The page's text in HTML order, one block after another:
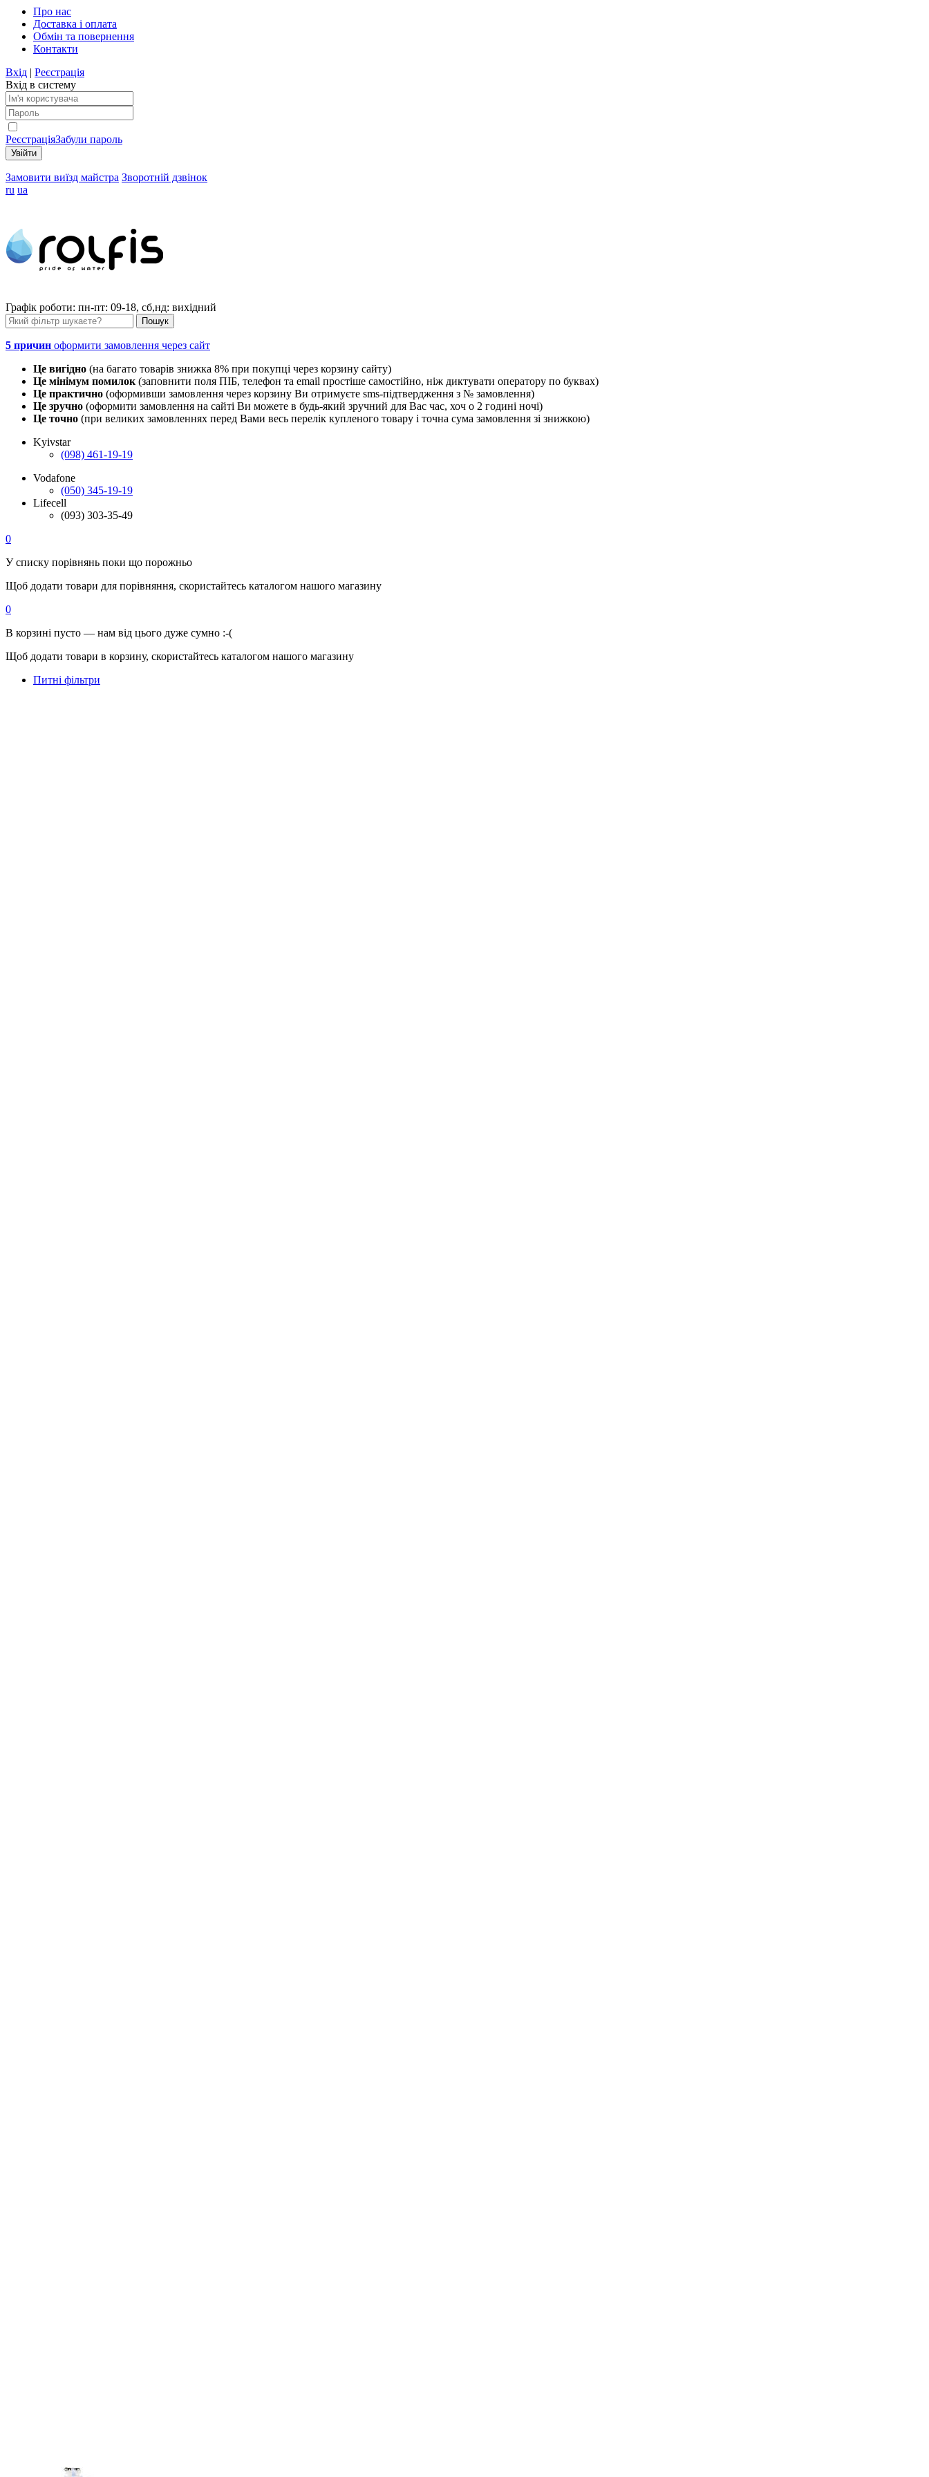
Про нас
Доставка і оплата
Обмін та повернення
Контакти
Вхід | Реєстрація
Вхід в систему
РеєстраціяЗабули пароль
Замовити виїзд майстра Зворотній дзвінок
ru ua
Графік роботи: пн-пт: 09-18, сб,нд: вихідний
5 причин оформити замовлення через сайт
Це вигідно (на багато товарів знижка 8% при покупці через корзину сайту)
Це мінімум помилок (заповнити поля ПІБ, телефон та email простіше самостійно, ніж диктувати оператору по буквах)
Це практично (оформивши замовлення через корзину Ви отримуєте sms-підтвердження з № замовлення)
Це зручно (оформити замовлення на сайті Ви можете в будь-який зручний для Вас час, хоч о 2 годині ночі)
Це точно (при великих замовленнях перед Вами весь перелік купленого товару і точна сума замовлення зі знижкою)
Kyivstar
(098) 461-19-19
Vodafone
(050) 345-19-19
Lifecell
(093) 303-35-49
0
У списку порівнянь поки що порожньо
Щоб додати товари для порівняння, скористайтесь каталогом нашого магазину
0
В корзині пусто — нам від цього дуже сумно :-(
Щоб додати товари в корзину, скористайтесь каталогом нашого магазину
Питні фільтри